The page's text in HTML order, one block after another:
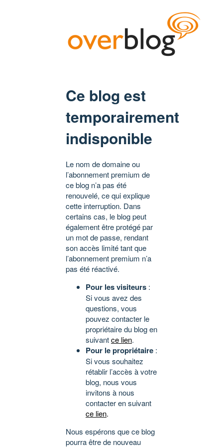
Ce blog est
temporairement
indisponible
Le nom de domaine ou
l’abonnement premium de
ce blog n’a pas été
renouvelé, ce qui explique
cette interruption. Dans
certains cas, le blog peut
également être protégé par
un mot de passe, rendant
son accès limité tant que
l’abonnement premium n’a
pas été réactivé.
Pour les visiteurs :
Si vous avez des
questions, vous
pouvez contacter le
propriétaire du blog en
suivantce lien.
Pour le propriétaire :
Si vous souhaitez
rétablir l’accès à votre
blog, nous vous
invitons à nous
contacter en suivant
ce lien.
Nous espérons que ce blog
pourra être de nouveau